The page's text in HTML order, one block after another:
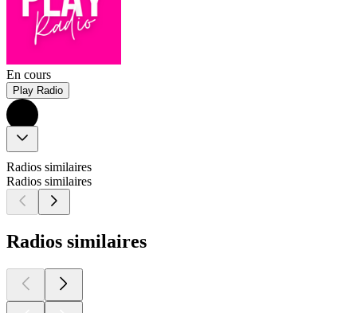
En cours
Play Radio
Radios similaires
Radios similaires
Radios similaires